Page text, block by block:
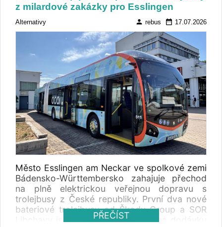
z milardové zakázky pro Esslingen
Alternativy person rebus date_range 17.07.2026
Město Esslingen am Neckar ve spolkové zemi
Bádensko-Württembersko zahajuje přechod
na plně elektrickou veřejnou dopravu s
trolejbusy z České republiky. První dva nové
bateriové trolejbusy od Škody Group a SOR
Libchavy jsou začátkem zakázky na dodávku
PŘEČÍST